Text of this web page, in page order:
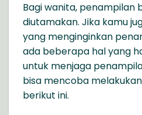
Bagi wanita, penampilan
diutamakan. Jika kamu
yang menginginkan
ada beberapa hal yang
untuk menjaga
bisa mencoba
berikut ini.